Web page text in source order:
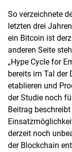
So verzeichnete
letzten drei
ein Bitcoin ist
anderen Seite
„Hype Cycle for
bereits im Tal der
etablieren und
der Studie noch
Beitrag
derzeit noch
der Blockchain